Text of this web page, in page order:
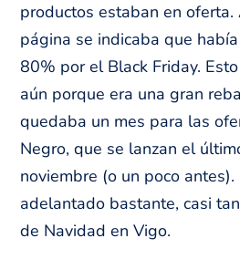
productos estaban en oferta.
página se indicaba que
80% por el Black Friday.
aún porque era una gran
quedaba un mes para las
Negro, que se lanzan el
noviembre (o un poco antes).
adelantado bastante, casi
de Navidad en Vigo.